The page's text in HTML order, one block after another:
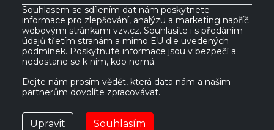
VZV GROUP s.r.o.
561 61 Červená Voda 535
Česká republika
IČ:
DIČ:CZ27469662
vzv@vzv.cz
Souhlasem se sdílením dat nám poskytnete
informace pro zlepšování, analýzu a marketing napříč
webovými stránkami vzv.cz. Souhlasíte i s předáním
údajů třetím stranám a mimo EU dle uvedených
podmínek. Poskytnuté informace jsou v bezpečí a
nedostane se k nim, kdo nemá.
Dejte nám prosím vědět, která data nám a našim
partnerům dovolíte zpracovávat.
Upravit Souhlasím